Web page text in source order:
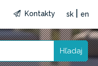
Kontakty sk en
Hľadaj